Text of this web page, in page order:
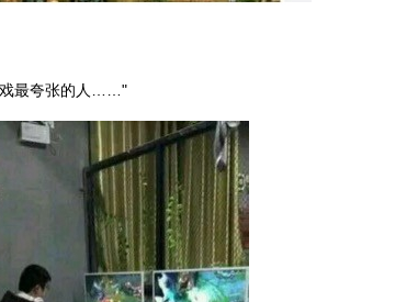
戏最夸张的人……"